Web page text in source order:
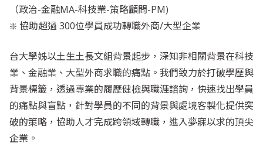
（政治-金融MA-科技業-策略顧問-PM)
❇️ 協助超過 300位學員成功轉職外商/大型企業
台大學姊以土生土長文組背景起步，深知非相關背景在科技
業、金融業、大型外商求職的痛點。我們致力於打破學歷與
背景標籤，透過專業的履歷健檢與職涯諮詢，快速找出學員
的痛點與盲點，針對學員的不同的背景與處境客製化提供突
破的策略，協助人才完成跨領域轉職，進入夢寐以求的頂尖
企業。